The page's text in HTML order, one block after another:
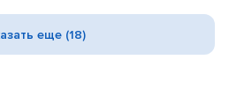
еще (18)